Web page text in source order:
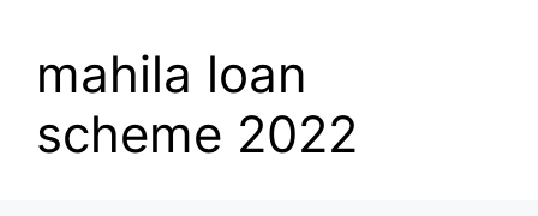
mahila loan
scheme 2022